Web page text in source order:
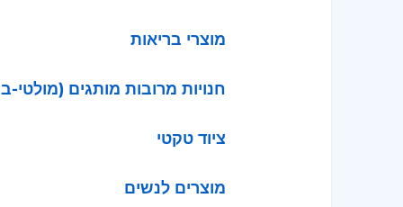
מוצרי בריאות
חנויות מרובות מותגים (מולטי-
ציוד טקטי
מוצרים לנשים